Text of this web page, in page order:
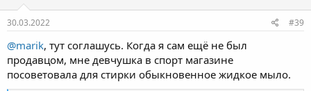
30.03.2022 #39
@marik, тут соглашусь. Когда я сам ещё не был
продавцом, мне девчушка в спорт магазине
посоветовала для стирки обыкновенное жидкое мыло.